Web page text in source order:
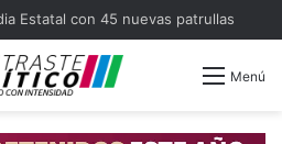
Estatal con 45 nuevas patrullas
Menú